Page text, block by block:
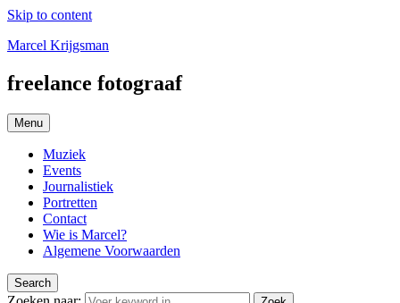
Skip to content
Marcel Krijgsman
freelance fotograaf
Menu
Muziek
Events
Journalistiek
Portretten
Contact
Wie is Marcel?
Algemene Voorwaarden
Search